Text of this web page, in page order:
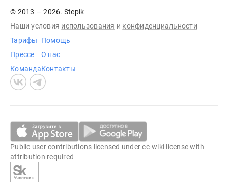
© 2013 — 2026. Stepik
Наши условия использования и конфиденциальности
Тарифы
Прессе
Команда
Помощь
О нас
Контакты
Public user contributions licensed undercc-wiki license with
attribution required